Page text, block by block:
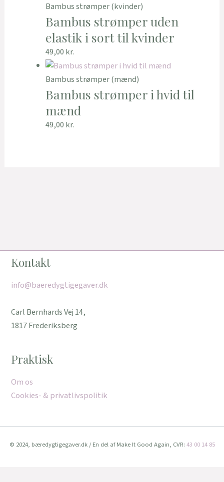
Bambus strømper (kvinder)
Bambus strømper uden
elastik i sort til kvinder
49,00 kr.
Bambus strømper (mænd)
Bambus strømper i hvid til
mænd
49,00 kr.
Kontakt
info@baeredygtigegaver.dk
Carl Bernhards Vej 14,
1817 Frederiksberg
Praktisk
Om os
Cookies- & privatlivspolitik
© 2024, bæredygtigegaver.dk / En del af Make It Good Again, CVR: 43 00 14 85